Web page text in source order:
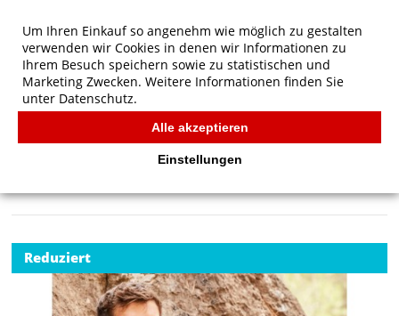
Fruit of the Loom Premium Sweatshirt mit
Reißverschluss-Kragen
FRUIT OF THE LOOM
Reduziert
Um Ihren Einkauf so angenehm wie möglich zu gestalten
verwenden wir Cookies in denen wir Informationen zu
Ihrem Besuch speichern sowie zu statistischen und
Marketing Zwecken. Weitere Informationen finden Sie
unter Datenschutz.
Alle akzeptieren
Einstellungen